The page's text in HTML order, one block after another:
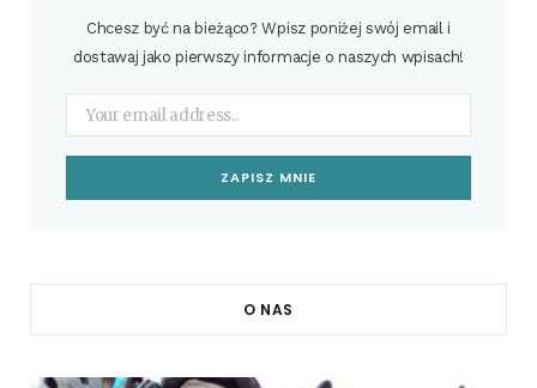
Chcesz być na bieżąco? Wpisz poniżej swój email i
dostawaj jako pierwszy informacje o naszych wpisach!
O NAS